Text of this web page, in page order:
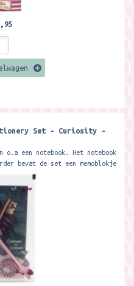
Set - Curiosity -
een notebook. Het notebook
bevat de set een memoblokje